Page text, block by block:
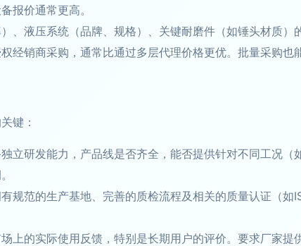
报价通常更高。
、液压系统（品牌、规格）、关键耐磨件（如锤头材质）
经销商采购，通常比通过多层代理价格更优。批量采购也
键：
独立研发能力，产品线是否齐全，能否提供针对不同工况
规范的生产基地、完善的质检流程及相关的质量认证（
场上的实际使用反馈，特别是长期用户的评价。要求厂家